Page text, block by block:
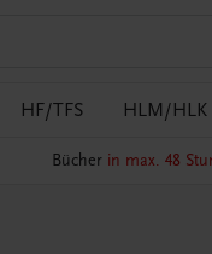
HF/TFS HLM/HLK
Bücher in max. 48